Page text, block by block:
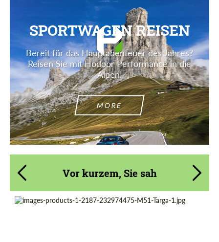
SPORTWAGEN REISEN
Bereit für das Hauptabenteuer des Jahres?
Reisen Sie mit Hodoor Performance in die
Alpen!
MORE
Vor kurzem, Sie sah